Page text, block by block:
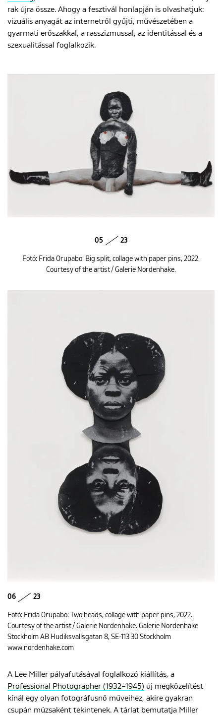
rak újra össze. Ahogy a fesztivál honlapján is olvashatjuk:
vizuális anyagát az internetről gyűjti, művészetében a
gyarmati erőszakkal, a rasszizmussal, az identitással és a
szexualitással foglalkozik.
05 23
Fotó: Frida Orupabo: Big split, collage with paper pins, 2022.
Courtesy of the artist / Galerie Nordenhake.
06 23
Fotó: Frida Orupabo: Two heads, collage with paper pins, 2022.
Courtesy of the artist / Galerie Nordenhake. Galerie Nordenhake
Stockholm AB Hudiksvallsgatan 8, SE-113 30 Stockholm
www.nordenhake.com
A Lee Miller pályafutásával foglalkozó kiállítás, a
Professional Photographer (1932–1945) új megközelítést
kínál egy olyan fotográfusnő műveihez, akire gyakran
csupán múzsaként tekintenek. A tárlat bemutatja Miller